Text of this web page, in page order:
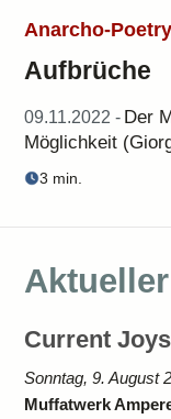
Anarcho-Poetry
Aufbrüche
09.11.2022 - Der
Möglichkeit
3 min.
Current Joys
Sonntag, 9. August
Muffatwerk